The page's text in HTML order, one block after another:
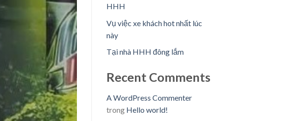
HHH
Vụ việc xe khách hot nhất lúc
này
Tại nhà HHH đông lắm
Recent Comments
A WordPress Commenter
trong Hello world!